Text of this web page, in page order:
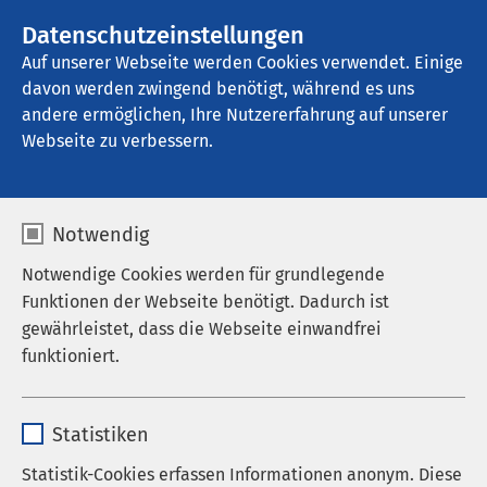
Datenschutzeinstellungen
Auf unserer Webseite werden Cookies verwendet. Einige
davon werden zwingend benötigt, während es uns
andere ermöglichen, Ihre Nutzererfahrung auf unserer
Webseite zu verbessern.
Notwendig
Notwendige Cookies werden für grundlegende
Funktionen der Webseite benötigt. Dadurch ist
gewährleistet, dass die Webseite einwandfrei
funktioniert.
Anbieter sgalinski
Statistiken
Statistik-Cookies erfassen Informationen anonym. Diese
AMEOS Klinikum St. Clemens Oberhausen